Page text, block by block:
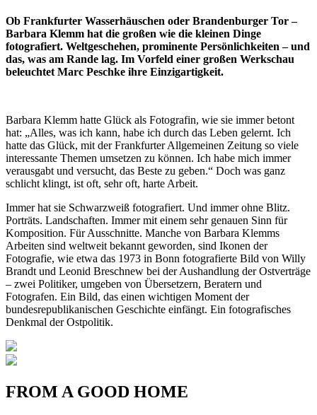
Ob Frankfurter Wasserhäuschen oder Brandenburger Tor –
Barbara Klemm hat die großen wie die kleinen Dinge
fotografiert. Weltgeschehen, prominente Persönlichkeiten – und
das, was am Rande lag. Im Vorfeld einer großen Werkschau
beleuchtet Marc Peschke ihre Einzigartigkeit.
Barbara Klemm hatte Glück als Fotografin, wie sie immer betont
hat: „Alles, was ich kann, habe ich durch das Leben gelernt. Ich
hatte das Glück, mit der Frankfurter Allgemeinen Zeitung so viele
interessante Themen umsetzen zu können. Ich habe mich immer
verausgabt und versucht, das Beste zu geben.“ Doch was ganz
schlicht klingt, ist oft, sehr oft, harte Arbeit.
Immer hat sie Schwarzweiß fotografiert. Und immer ohne Blitz.
Porträts. Landschaften. Immer mit einem sehr genauen Sinn für
Komposition. Für Ausschnitte. Manche von Barbara Klemms
Arbeiten sind weltweit bekannt geworden, sind Ikonen der
Fotografie, wie etwa das 1973 in Bonn fotografierte Bild von Willy
Brandt und Leonid Breschnew bei der Aushandlung der Ostverträge
– zwei Politiker, umgeben von Übersetzern, Beratern und
Fotografen. Ein Bild, das einen wichtigen Moment der
bundesrepublikanischen Geschichte einfängt. Ein fotografisches
Denkmal der Ostpolitik.
FROM A GOOD HOME